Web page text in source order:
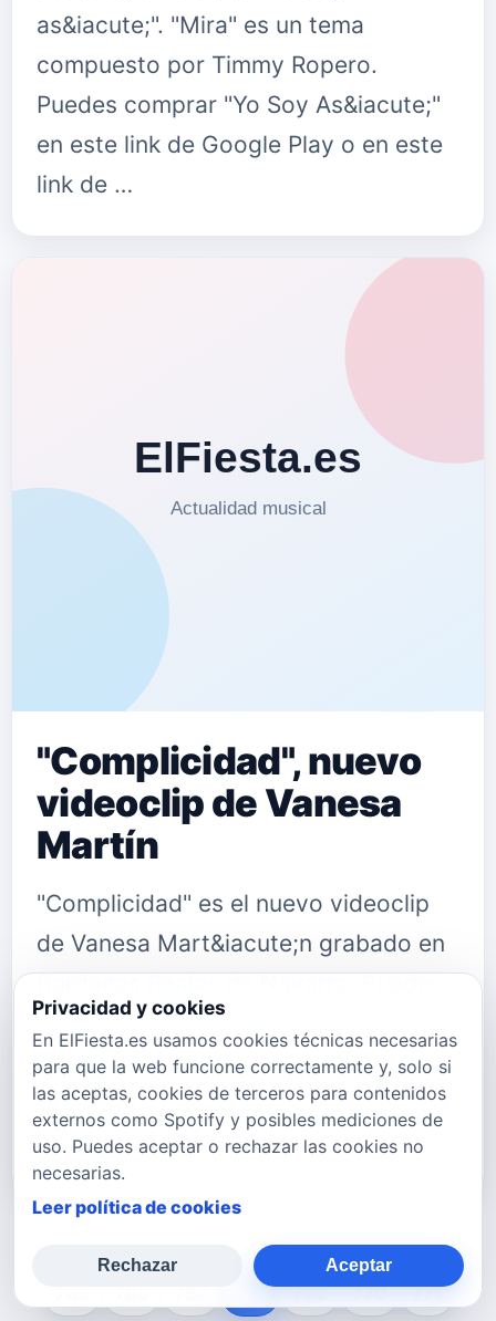
as&iacute;". "Mira" es un tema
compuesto por Timmy Ropero.
Puedes comprar "Yo Soy As&iacute;"
en este link de Google Play o en este
link de …
"Complicidad", nuevo
videoclip de Vanesa
Martín
"Complicidad" es el nuevo videoclip
de Vanesa Mart&iacute;n grabado en
Bardenas Reales de Navarra. Puedes
comprar "Complicidad" en este link de
Google Play, en este link de iTunes o
escucharlo en este link de Spotify o
en este link de Deeze…
769 770 771
Privacidad y cookies
En ElFiesta.es usamos cookies técnicas necesarias
para que la web funcione correctamente y, solo si
las aceptas, cookies de terceros para contenidos
externos como Spotify y posibles mediciones de
uso. Puedes aceptar o rechazar las cookies no
necesarias.
Leer política de cookies
Rechazar Aceptar